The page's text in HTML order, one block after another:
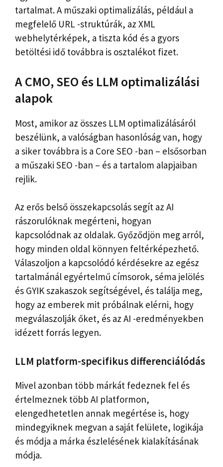
tartalmat. A műszaki optimalizálás, például a
megfelelő URL -struktúrák, az XML
webhelytérképek, a tiszta kód és a gyors
betöltési idő továbbra is osztalékot fizet.
A CMO, SEO és LLM optimalizálási
alapok
Most, amikor az összes LLM optimalizálásáról
beszélünk, a valóságban hasonlóság van, hogy
a siker továbbra is a Core SEO -ban – elsősorban
a műszaki SEO -ban – és a tartalom alapjaiban
rejlik.
Az erős belső összekapcsolás segít az AI
rászorulóknak megérteni, hogyan
kapcsolódnak az oldalak. Győződjön meg arról,
hogy minden oldal könnyen feltérképezhető.
Válaszoljon a kapcsolódó kérdésekre az egész
tartalmánál egyértelmű címsorok, séma jelölés
és GYIK szakaszok segítségével, és találja meg,
hogy az emberek mit próbálnak elérni, hogy
megválaszolják őket, és az AI -eredményekben
idézett forrás legyen.
LLM platform-specifikus differenciálódás
Mivel azonban több márkát fedeznek fel és
értelmeznek több AI platformon,
elengedhetetlen annak megértése is, hogy
mindegyiknek megvan a saját felülete, logikája
és módja a márka észlelésének kialakításának
módja.